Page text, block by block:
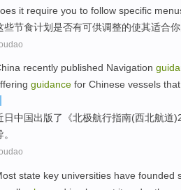
it require you to follow specific
些节食计划是否有可供调整的使其适合你
recently published Navigation
guidance for Chinese vessels that
日中国出版了《北极航行指南(西北航道
。
state key universities have founded